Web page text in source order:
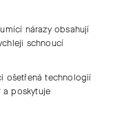
nárazy obsahují
schnoucí
ošetřená technologií
a poskytuje